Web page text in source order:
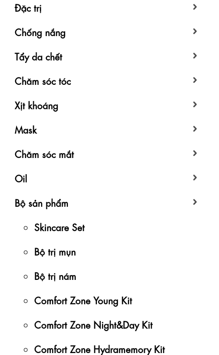
Đặc trị
Chống nắng
Tẩy da chết
Chăm sóc tóc
Xịt khoáng
Mask
Chăm sóc mắt
Oil
Bộ sản phẩm
Skincare Set
Bộ trị mụn
Bộ trị nám
Comfort Zone Young Kit
Comfort Zone Night&Day Kit
Comfort Zone Hydramemory Kit